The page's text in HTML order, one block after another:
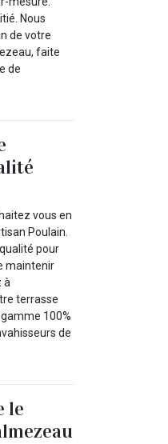
Nous
de votre
faite
de
vous en
Poulain.
pour
maintenir
à
terrasse
100%
de
le